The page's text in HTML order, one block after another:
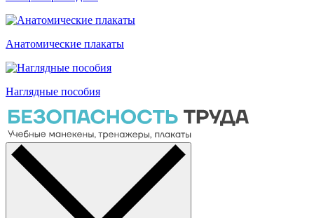
Анатомические плакаты
Наглядные пособия